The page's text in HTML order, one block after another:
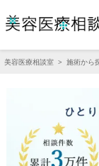
美容医療相談室 > 施術から